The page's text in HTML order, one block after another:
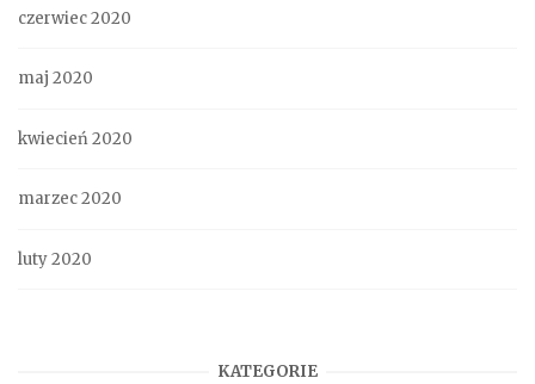
czerwiec 2020
maj 2020
kwiecień 2020
marzec 2020
luty 2020
KATEGORIE